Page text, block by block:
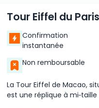
Tour Eiffel du
Confirmation
instantanée
Non remboursable
La Tour Eiffel de Macao,
est une réplique à